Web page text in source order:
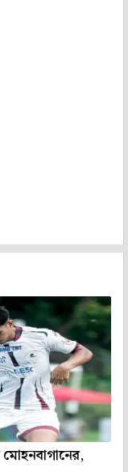
মোহনবাগানের,